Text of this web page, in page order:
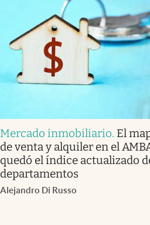
Mercado inmobiliario. El
de venta y alquiler en el
quedó el índice actualizado
departamentos
Alejandro Di Russo